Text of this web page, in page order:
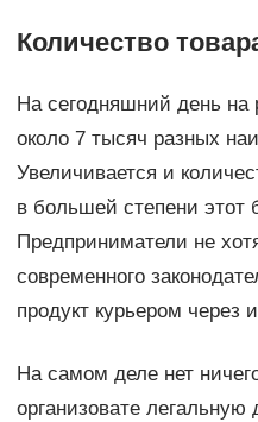
Количество
На сегодняшний день на
около 7 тысяч разных
Увеличивается и
в большей степени этот
Предприниматели не
современного
продукт курьером через
На самом деле нет
организовате легальную